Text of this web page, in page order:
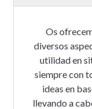
Os
diversos
utilidad en
siempre con
ideas en
llevando a